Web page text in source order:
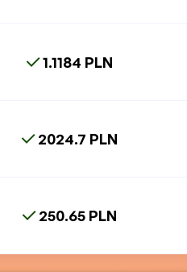
1.1184 PLN
2024.7 PLN
250.65 PLN